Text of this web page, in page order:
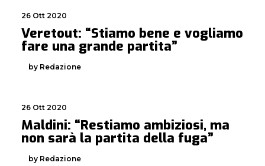
26 Ott 2020
Veretout: “Stiamo bene e vogliamo
fare una grande partita”
by Redazione
26 Ott 2020
Maldini: “Restiamo ambiziosi, ma
non sarà la partita della fuga”
by Redazione